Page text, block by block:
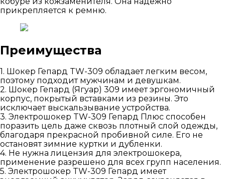
прикрепляется к ремню.
Преимущества
1. Шокер Гепард TW-309 обладает легким весом,
поэтому подходит мужчинам и девушкам.
2. Шокер Гепард (Ягуар) 309 имеет эргономичный
корпус, покрытый вставками из резины. Это
исключает выскальзывание устройства.
3. Электрошокер TW-309 Гепард Плюс способен
поразить цель даже сквозь плотный слой одежды,
благодаря прекрасной пробивной силе. Его не
остановят зимние куртки и дубленки.
4. Не нужна лицензия для электрошокера,
применение разрешено для всех групп населения.
5. Электрошокер TW-309 Гепард имеет